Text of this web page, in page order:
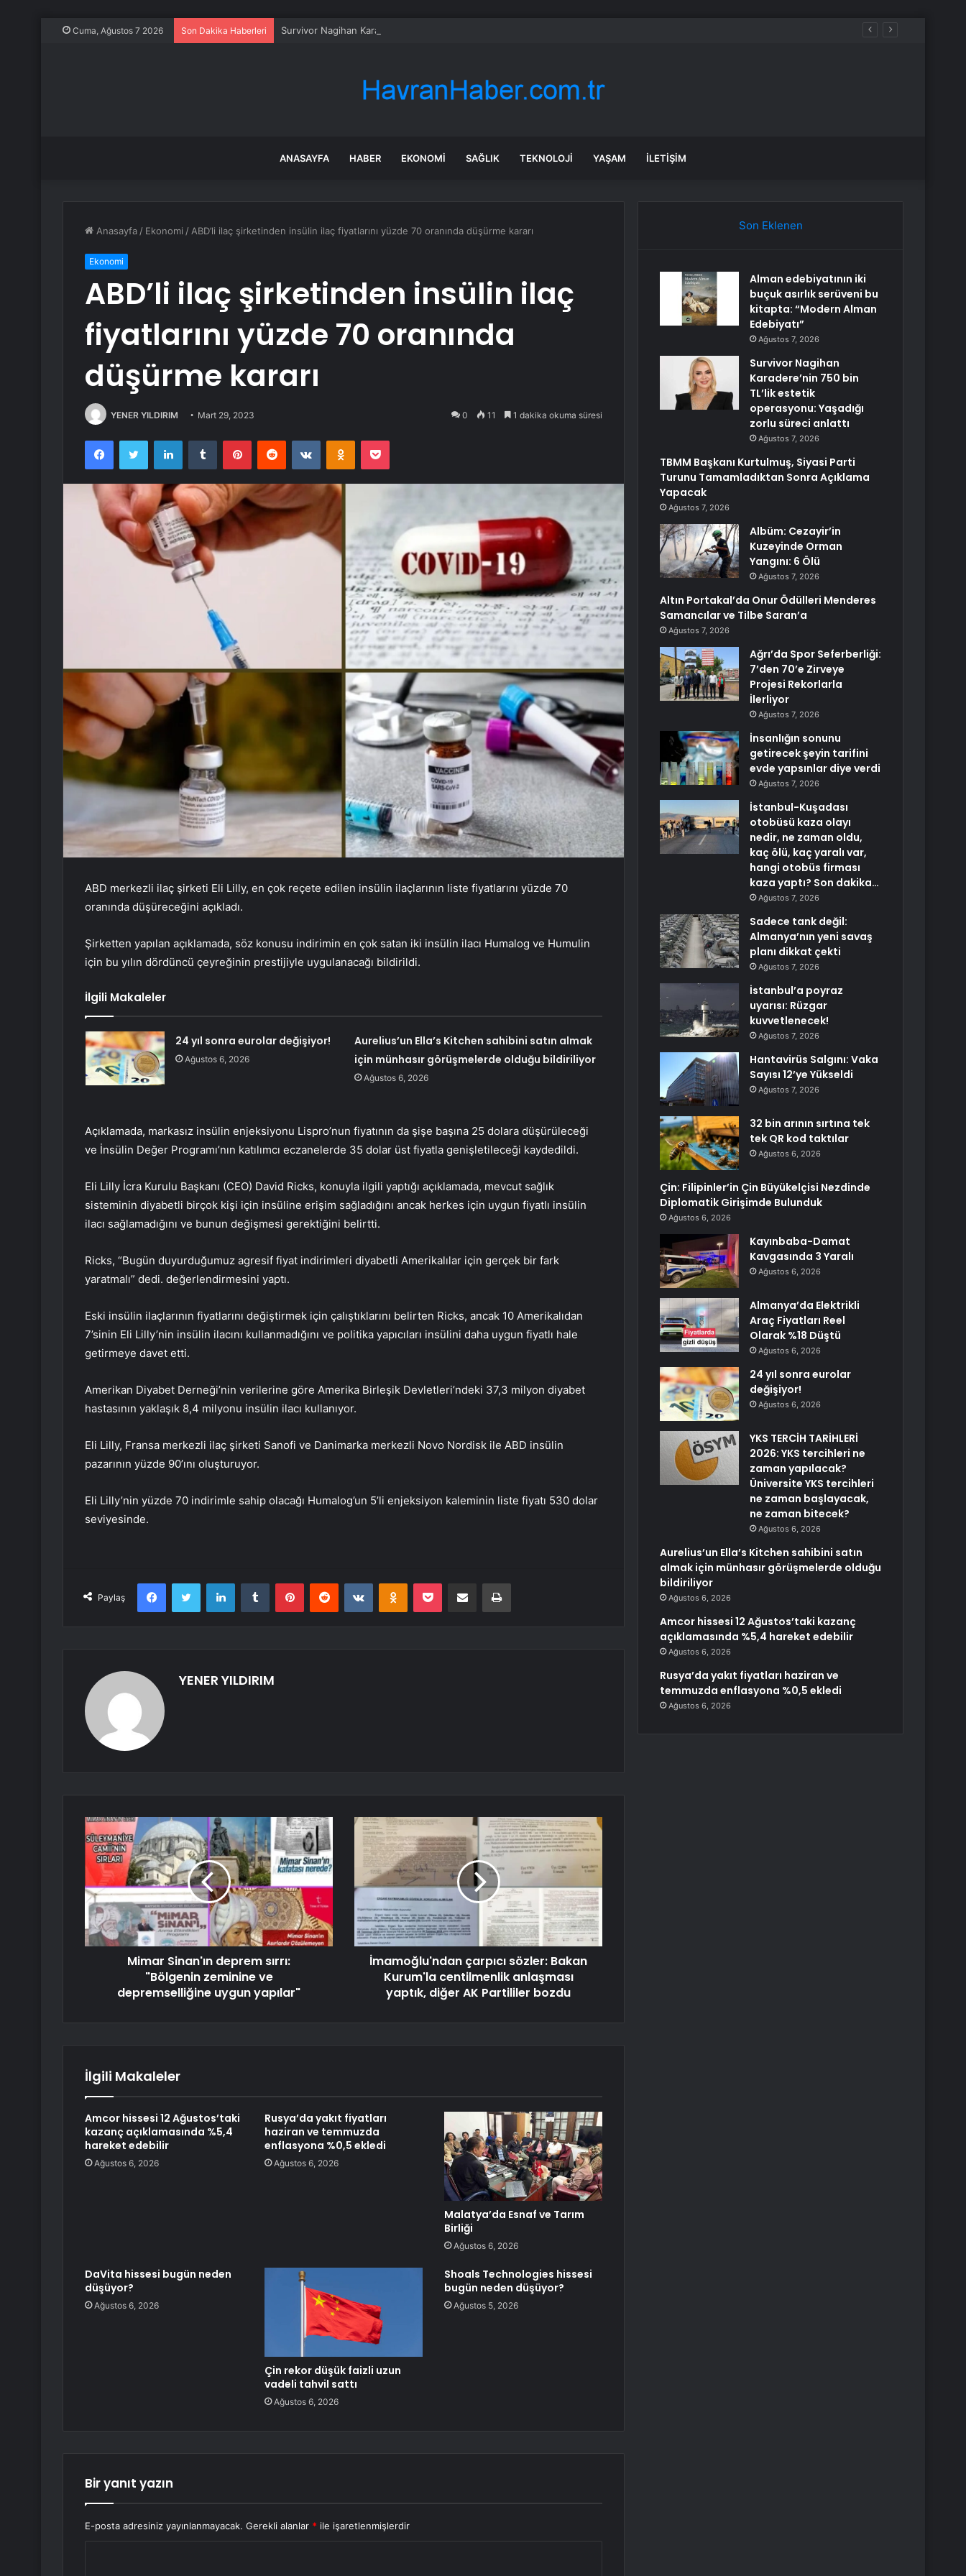
Cuma, Ağustos 7 2026 Son Dakika Haberleri Survivor Nagihan Karadere’nin 750 bin TL’lik estetik operasyonu: Yaşadığı zorlu süreci anlattı
ANASAYFA HABER EKONOMI SAĞLIK TEKNOLOJI YAŞAM İLETIŞIM
Anasayfa / Ekonomi / ABD’li ilaç şirketinden insülin ilaç fiyatlarını yüzde 70 oranında düşürme kararı
Ekonomi
ABD’li ilaç şirketinden insülin ilaç
fiyatlarını yüzde 70 oranında
düşürme kararı
YENER YILDIRIM Mart 29, 2023 0 11 1 dakika okuma süresi
FacebookTwitter LinkedInTumblr PinterestReddit VKontakteOdnoklassniki
Pocket
ABD merkezli ilaç şirketi Eli Lilly, en çok reçete edilen insülin ilaçlarının liste fiyatlarını yüzde 70
oranında düşüreceğini açıkladı.
Şirketten yapılan açıklamada, söz konusu indirimin en çok satan iki insülin ilacı Humalog ve Humulin
için bu yılın dördüncü çeyreğinin prestijiyle uygulanacağı bildirildi.
İlgili Makaleler
24 yıl sonra eurolar değişiyor!
Ağustos 6, 2026
Aurelius’un Ella’s Kitchen sahibini satın almak
için münhasır görüşmelerde olduğu bildiriliyor
Ağustos 6, 2026
Açıklamada, markasız insülin enjeksiyonu Lispro’nun fiyatının da şişe başına 25 dolara düşürüleceği
ve İnsülin Değer Programı’nın katılımcı eczanelerde 35 dolar üst fiyatla genişletileceği kaydedildi.
Eli Lilly İcra Kurulu Başkanı (CEO) David Ricks, konuyla ilgili yaptığı açıklamada, mevcut sağlık
sisteminin diyabetli birçok kişi için insüline erişim sağladığını ancak herkes için uygun fiyatlı insülin
ilacı sağlamadığını ve bunun değişmesi gerektiğini belirtti.
Ricks, “Bugün duyurduğumuz agresif fiyat indirimleri diyabetli Amerikalılar için gerçek bir fark
yaratmalı” dedi. değerlendirmesini yaptı.
Eski insülin ilaçlarının fiyatlarını değiştirmek için çalıştıklarını belirten Ricks, ancak 10 Amerikalıdan
7’sinin Eli Lilly’nin insülin ilacını kullanmadığını ve politika yapıcıları insülini daha uygun fiyatlı hale
getirmeye davet etti.
Amerikan Diyabet Derneği’nin verilerine göre Amerika Birleşik Devletleri’ndeki 37,3 milyon diyabet
hastasının yaklaşık 8,4 milyonu insülin ilacı kullanıyor.
Eli Lilly, Fransa merkezli ilaç şirketi Sanofi ve Danimarka merkezli Novo Nordisk ile ABD insülin
pazarının yüzde 90’ını oluşturuyor.
Eli Lilly’nin yüzde 70 indirimle sahip olacağı Humalog’un 5’li enjeksiyon kaleminin liste fiyatı 530 dolar
seviyesinde.
Paylaş
FacebookTwitter LinkedInTumblr PinterestReddit VKontakteOdnoklassniki
Pocket E-Posta ile paylaş Yazdır
YENER YILDIRIM
Mimar Sinan'ın deprem sırrı:
"Bölgenin zeminine ve
depremselliğine uygun yapılar"
İmamoğlu'ndan çarpıcı sözler: Bakan
Kurum'la centilmenlik anlaşması
yaptık, diğer AK Partililer bozdu
İlgili Makaleler
Amcor hissesi 12 Ağustos’taki
kazanç açıklamasında %5,4
hareket edebilir
Ağustos 6, 2026
Rusya’da yakıt fiyatları
haziran ve temmuzda
enflasyona %0,5 ekledi
Ağustos 6, 2026
Malatya’da Esnaf ve Tarım
Birliği
Ağustos 6, 2026
DaVita hissesi bugün neden
düşüyor?
Ağustos 6, 2026
Çin rekor düşük faizli uzun
vadeli tahvil sattı
Ağustos 6, 2026
Shoals Technologies hissesi
bugün neden düşüyor?
Ağustos 5, 2026
Bir yanıt yazın
E-posta adresiniz yayınlanmayacak. Gerekli alanlar * ile işaretlenmişlerdir
Son Eklenen
Alman edebiyatının iki
buçuk asırlık serüveni bu
kitapta: “Modern Alman
Edebiyatı”
Ağustos 7, 2026
Survivor Nagihan
Karadere’nin 750 bin
TL’lik estetik
operasyonu: Yaşadığı
zorlu süreci anlattı
Ağustos 7, 2026
TBMM Başkanı Kurtulmuş, Siyasi Parti
Turunu Tamamladıktan Sonra Açıklama
Yapacak
Ağustos 7, 2026
Albüm: Cezayir’in
Kuzeyinde Orman
Yangını: 6 Ölü
Ağustos 7, 2026
Altın Portakal’da Onur Ödülleri Menderes
Samancılar ve Tilbe Saran’a
Ağustos 7, 2026
Ağrı’da Spor Seferberliği:
7’den 70’e Zirveye
Projesi Rekorlarla
İlerliyor
Ağustos 7, 2026
İnsanlığın sonunu
getirecek şeyin tarifini
evde yapsınlar diye verdi
Ağustos 7, 2026
İstanbul-Kuşadası
otobüsü kaza olayı
nedir, ne zaman oldu,
kaç ölü, kaç yaralı var,
hangi otobüs firması
kaza yaptı? Son dakika…
Ağustos 7, 2026
Sadece tank değil:
Almanya’nın yeni savaş
planı dikkat çekti
Ağustos 7, 2026
İstanbul’a poyraz
uyarısı: Rüzgar
kuvvetlenecek!
Ağustos 7, 2026
Hantavirüs Salgını: Vaka
Sayısı 12’ye Yükseldi
Ağustos 7, 2026
32 bin arının sırtına tek
tek QR kod taktılar
Ağustos 6, 2026
Çin: Filipinler’in Çin Büyükelçisi Nezdinde
Diplomatik Girişimde Bulunduk
Ağustos 6, 2026
Kayınbaba-Damat
Kavgasında 3 Yaralı
Ağustos 6, 2026
Almanya’da Elektrikli
Araç Fiyatları Reel
Olarak %18 Düştü
Ağustos 6, 2026
24 yıl sonra eurolar
değişiyor!
Ağustos 6, 2026
YKS TERCİH TARİHLERİ
2026: YKS tercihleri ne
zaman yapılacak?
Üniversite YKS tercihleri
ne zaman başlayacak,
ne zaman bitecek?
Ağustos 6, 2026
Aurelius’un Ella’s Kitchen sahibini satın
almak için münhasır görüşmelerde olduğu
bildiriliyor
Ağustos 6, 2026
Amcor hissesi 12 Ağustos’taki kazanç
açıklamasında %5,4 hareket edebilir
Ağustos 6, 2026
Rusya’da yakıt fiyatları haziran ve
temmuzda enflasyona %0,5 ekledi
Ağustos 6, 2026